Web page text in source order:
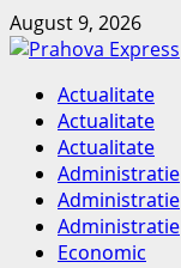
Skip
to
August 9, 2026
Primary
Menu
Actualitate
Actualitate
Actualitate
Administratie
Administratie
Administratie
Economic